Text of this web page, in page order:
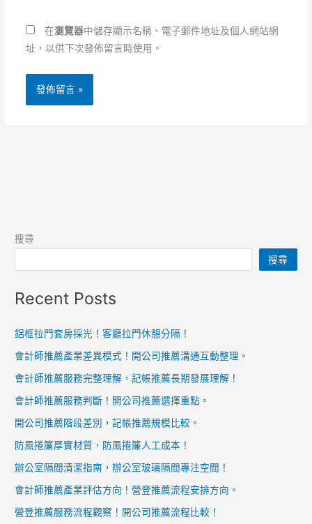
*
址
在瀏覽器中儲存顯示名稱、電子郵件地址及個人網站網
址，以供下次發佈留言時使用。
搜尋
搜尋
Recent Posts
鋁框拉門套房採光！客廳拉門休憩分隔！
會計師推薦產業差異模式！開公司推薦溝通互動整理。
會計師推薦服務完整理解，記帳推薦長期發展理解！
會計師推薦服務判斷！開公司推薦選擇重點。
開公司推薦階段差別，記帳推薦規模比較。
防風捲簾厚實材質，防風捲簾人工成本！
辦公室隔間清潔指南，辦公室玻璃隔間專注空間！
會計師推薦產業評估方向！營登推薦流程安排方向。
營登推薦服務流程觀察！開公司推薦流程比較！